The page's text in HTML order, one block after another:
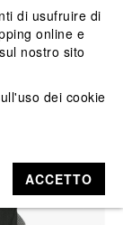
di usufruire di
online e
nostro sito
dei cookie
ACCETTO